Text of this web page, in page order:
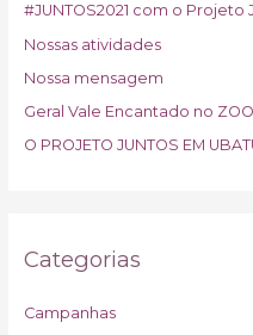
#JUNTOS2021 com o Projeto
Nossas atividades
Nossa mensagem
Geral Vale Encantado no
O PROJETO JUNTOS EM
Categorias
Campanhas